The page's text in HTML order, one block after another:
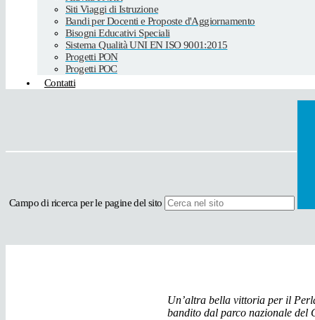
Siti Viaggi di Istruzione
Bandi per Docenti e Proposte d'Aggiornamento
Bisogni Educativi Speciali
Sistema Qualità UNI EN ISO 9001:2015
Progetti PON
Progetti POC
Contatti
Campo di ricerca per le pagine del sito
Un’altra bella vittoria per il
bandito dal parco nazionale del